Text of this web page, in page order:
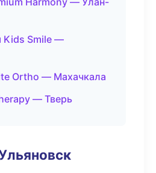
Kids Smile —
Ortho — Махачкала
— Тверь